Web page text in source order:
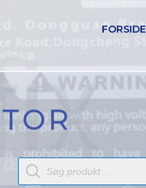
FORSIDE
Products
search